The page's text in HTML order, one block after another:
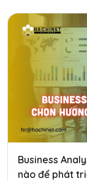
Business
nào để phát